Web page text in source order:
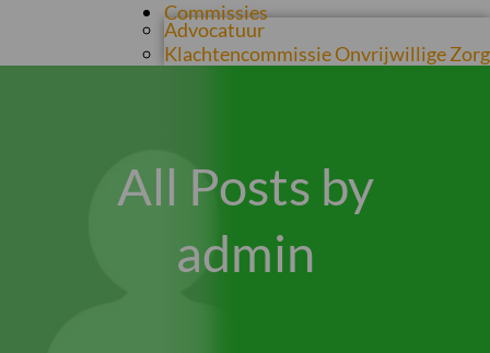
Commissies
Advocatuur
Klachtencommissie Onvrijwillige Zorg
All Posts by
admin